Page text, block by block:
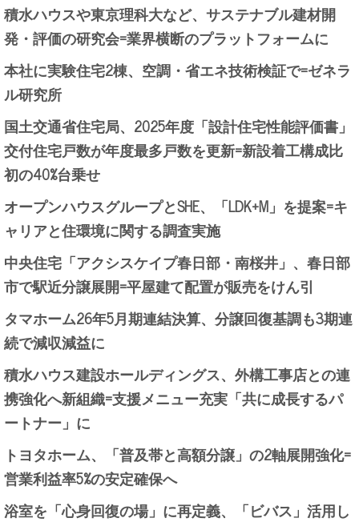
積水ハウスや東京理科大など、サステナブル建材開
発・評価の研究会=業界横断のプラットフォームに
本社に実験住宅2棟、空調・省エネ技術検証で=ゼネラ
ル研究所
国土交通省住宅局、2025年度「設計住宅性能評価書」
交付住宅戸数が年度最多戸数を更新=新設着工構成比
初の40%台乗せ
オープンハウスグループとSHE、「LDK+M」を提案=キ
ャリアと住環境に関する調査実施
中央住宅「アクシスケイプ春日部・南桜井」、春日部
市で駅近分譲展開=平屋建て配置が販売をけん引
タマホーム26年5月期連結決算、分譲回復基調も3期連
続で減収減益に
積水ハウス建設ホールディングス、外構工事店との連
携強化へ新組織=支援メニュー充実「共に成長するパ
ートナー」に
トヨタホーム、「普及帯と高額分譲」の2軸展開強化=
営業利益率5%の安定確保へ
浴室を「心身回復の場」に再定義、「ビバス」活用し